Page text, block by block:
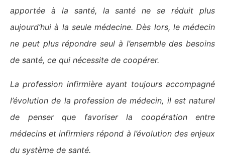
apportée à la santé, la santé ne se réduit plus
aujourd’hui à la seule médecine. Dès lors, le médecin
ne peut plus répondre seul à l’ensemble des besoins
de santé, ce qui nécessite de coopérer.
La profession infirmière ayant toujours accompagné
l’évolution de la profession de médecin, il est naturel
de penser que favoriser la coopération entre
médecins et infirmiers répond à l’évolution des enjeux
du système de santé.